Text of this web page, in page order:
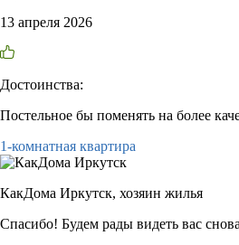
13 апреля 2026
Достоинства:
Постельное бы поменять на более
1-комнатная квартира
КакДома Иркутск, хозяин жилья
Спасибо! Будем рады видеть вас